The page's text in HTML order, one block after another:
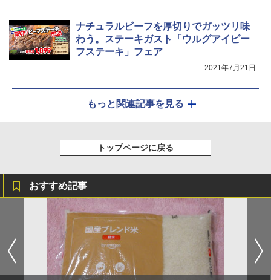
ナチュラルビーフを厚切りでガッツリ味
わう。ステーキガスト「ウルグアイビー
フステーキ」フェア
2021年7月21日
もっと関連記事を見る
トップページに戻る
おすすめ記事